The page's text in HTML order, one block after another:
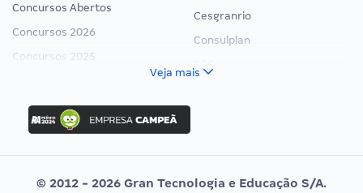
Concursos Abertos
Concursos 2026
Concursos 2025
Concurso Nacional Unificado
Concurso Ibama
Concurso MPU
Editais publicados
Cesgranrio
Consulplan
Vunesp
Veja mais
© 2012 - 2026 Gran Tecnologia e Educação S/A.